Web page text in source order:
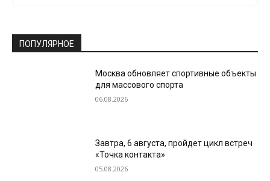
ПОПУЛЯРНОЕ
Москва обновляет спортивные объекты
для массового спорта
06.08.2026
Завтра, 6 августа, пройдет цикл встреч
«Точка контакта»
05.08.2026